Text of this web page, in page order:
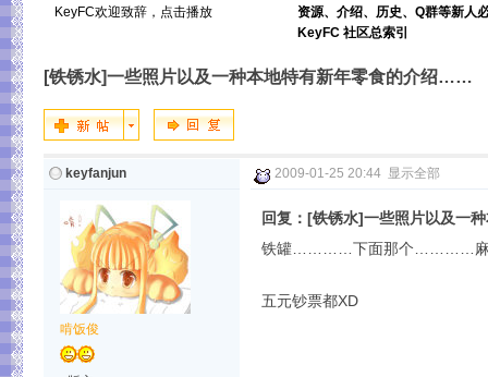
KeyFC欢迎致辞，点击播放
资源、介绍、历史、Q群等新人
KeyFC 社区总索引
[铁锈水]一些照片以及一种本地特有新年零食的介绍……
keyfanjun
啃饭俊
2009-01-25 20:44 显示全部
回复：[铁锈水]一些照片以及一
铁罐…………下面那个…………麻
五元钞票都XD